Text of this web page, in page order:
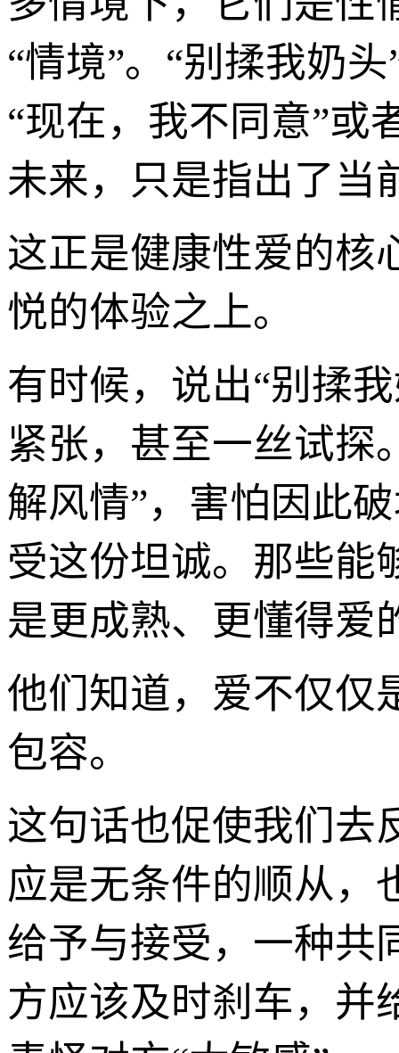
“情境”。“别揉我奶
“现在，我不同意”或
未来，只是指出了当
这正是健康性爱的核
悦的体验之上。
有时候，说出“别揉
紧张，甚至一丝试探
解风情”，害怕因此
受这份坦诚。那些能
是更成熟、更懂得爱
他们知道，爱不仅仅
包容。
这句话也促使我们去
应是无条件的顺从，
给予与接受，一种共
方应该及时刹车，并